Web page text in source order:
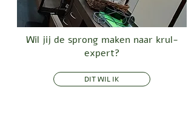
Wil jij de sprong maken naar krul-
expert?
DIT WIL IK